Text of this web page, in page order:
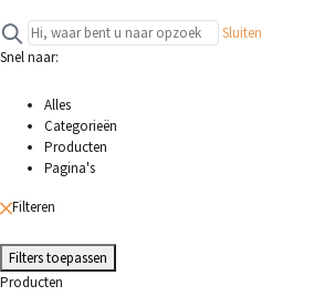
Sluiten
Snel naar:
Alles
Categorieën
Producten
Pagina's
Filteren
Filters toepassen
Producten